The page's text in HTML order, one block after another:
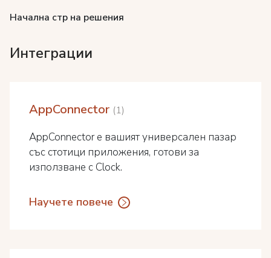
Начална стр на решения
Интеграции
AppConnector 1
AppConnector е вашият универсален пазар
със стотици приложения, готови за
използване с Clock.
Научете повече